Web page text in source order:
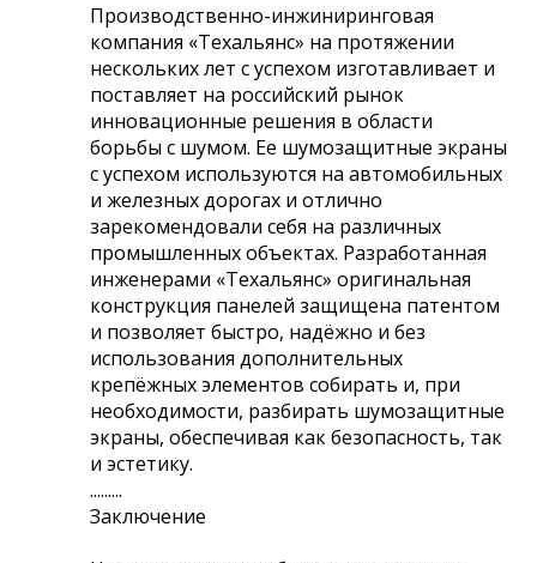
Производственно-инжиниринговая
компания «Техальянс» на протяжении
нескольких лет с успехом изготавливает и
поставляет на российский рынок
инновационные решения в области
борьбы с шумом. Ее шумозащитные экраны
с успехом используются на автомобильных
и железных дорогах и отлично
зарекомендовали себя на различных
промышленных объектах. Разработанная
инженерами «Техальянс» оригинальная
конструкция панелей защищена патентом
и позволяет быстро, надёжно и без
использования дополнительных
крепёжных элементов собирать и, при
необходимости, разбирать шумозащитные
экраны, обеспечивая как безопасность, так
и эстетику.
.........
Заключение